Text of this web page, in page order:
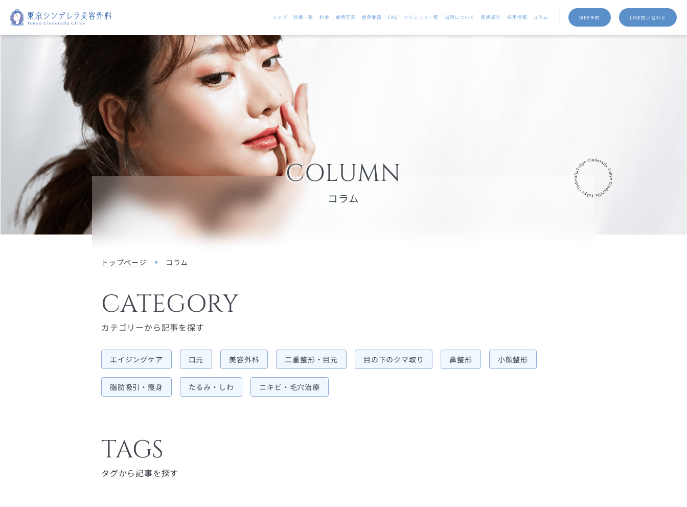
トップ 診療一覧 料金 症例写真 症例動画 FAQ クリニック一覧 当院について 医師紹介 採用情報 コラム WEB予約 LINE問い合わせ
COLUMN
コラム
トップページ コラム
CATEGORY
カテゴリーから記事を探す
エイジングケア 口元 美容外科 二重整形・目元 目の下のクマ取り 鼻整形 小顔整形
脂肪吸引・痩身 たるみ・しわ ニキビ・毛穴治療
TAGS
タグから記事を探す